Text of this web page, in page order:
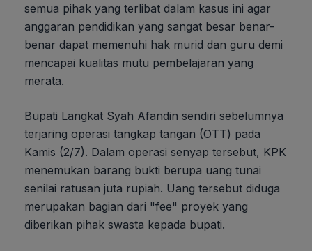
semua pihak yang terlibat dalam kasus ini agar
anggaran pendidikan yang sangat besar benar-
benar dapat memenuhi hak murid dan guru demi
mencapai kualitas mutu pembelajaran yang
merata.
Bupati Langkat Syah Afandin sendiri sebelumnya
terjaring operasi tangkap tangan (OTT) pada
Kamis (2/7). Dalam operasi senyap tersebut, KPK
menemukan barang bukti berupa uang tunai
senilai ratusan juta rupiah. Uang tersebut diduga
merupakan bagian dari "fee" proyek yang
diberikan pihak swasta kepada bupati.